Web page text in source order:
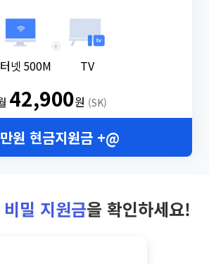
넷 500M
+
TV
42,900원 (SK)
원 현금지원금 +@
비밀 지원금을 확인하세요!